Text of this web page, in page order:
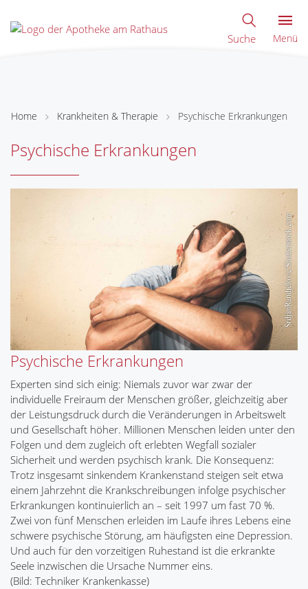
Suche Menü
Home Krankheiten & Therapie Psychische Erkrankungen
Psychische Erkrankungen
Psychische Erkrankungen
Experten sind sich einig: Niemals zuvor war zwar der
individuelle Freiraum der Menschen größer, gleichzeitig aber
der Leistungsdruck durch die Veränderungen in Arbeitswelt
und Gesellschaft höher. Millionen Menschen leiden unter den
Folgen und dem zugleich oft erlebten Wegfall sozialer
Sicherheit und werden psychisch krank. Die Konsequenz:
Trotz insgesamt sinkendem Krankenstand steigen seit etwa
einem Jahrzehnt die Krankschreibungen infolge psychischer
Erkrankungen kontinuierlich an – seit 1997 um fast 70 %.
Zwei von fünf Menschen erleiden im Laufe ihres Lebens eine
schwere psychische Störung, am häufigsten eine Depression.
Und auch für den vorzeitigen Ruhestand ist die erkrankte
Seele inzwischen die Ursache Nummer eins.
(Bild: Techniker Krankenkasse)